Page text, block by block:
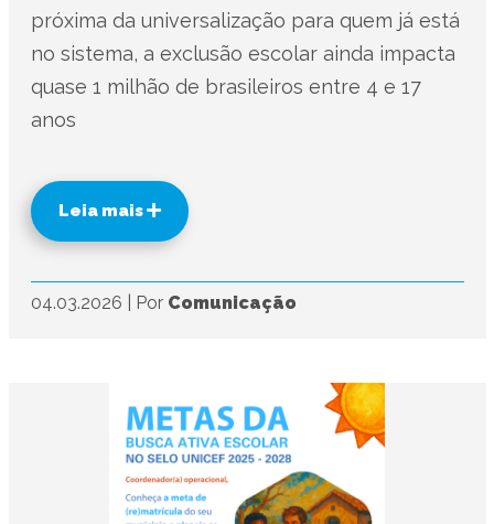
próxima da universalização para quem já está
no sistema, a exclusão escolar ainda impacta
quase 1 milhão de brasileiros entre 4 e 17
anos
Leia mais
04.03.2026 Por Comunicação